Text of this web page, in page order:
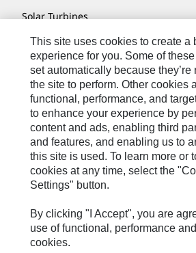
Solar Turbines
SPM Oil & Gas
Turner Powertrain Systems
Kontakt/Imprint
Sitemap
Cookie Settings
Rechtliche Hinweise
Datenschutzerklärung
Cat.com
This site uses cookies to create a
experience for you. Some of
set automatically because they’re
the site to perform. Other cookies
functional, performance, and
to enhance your experience by
content and ads, enabling third
and features, and enabling us to
this site is used. To learn more or
cookies at any time, select the
Settings" button.
By clicking "I Accept", you are
use of functional, performance
cookies.